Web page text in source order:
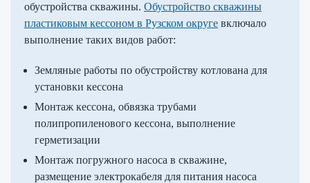
обустройства скважины. Обустройство скважины
пластиковым кессоном в Рузском округе включало
выполнение таких видов работ:
Земляные работы по обустройству котлована для
установки кессона
Монтаж кессона, обвязка трубами
полипропиленового кессона, выполнение
герметизации
Монтаж погружного насоса в скважине,
размещение электрокабеля для питания насоса